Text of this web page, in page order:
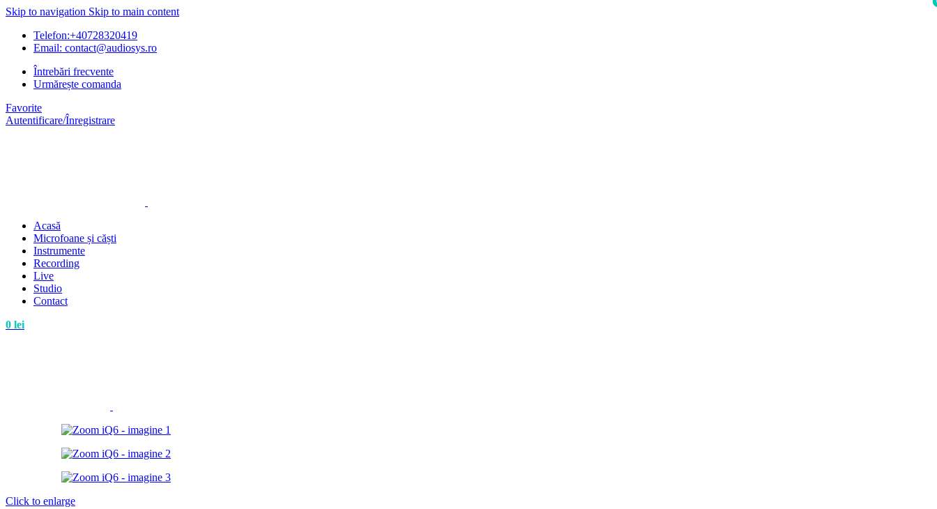
Skip to navigation Skip to main content
Telefon:+40728320419
Email: contact@audiosys.ro
Întrebări frecvente
Urmărește comanda
Favorite
Autentificare/Înregistrare
Acasă
Microfoane și căști
Instrumente
Recording
Live
Studio
Contact
0 lei
Click to enlarge